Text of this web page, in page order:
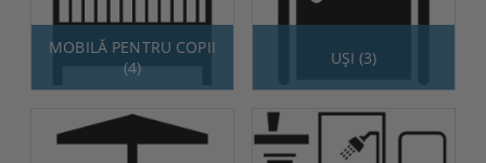
MOBILĂ PENTRU COPII
(4)
UȘI (3)